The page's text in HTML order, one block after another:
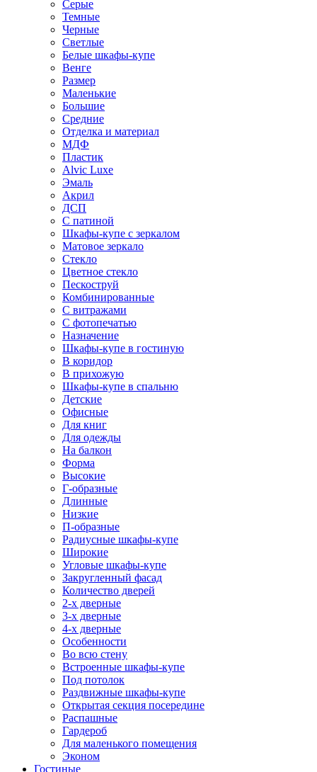
Серые
Темные
Черные
Светлые
Белые шкафы-купе
Венге
Размер
Маленькие
Большие
Средние
Отделка и материал
МДФ
Пластик
Alvic Luxe
Эмаль
Акрил
ДСП
С патиной
Шкафы-купе с зеркалом
Матовое зеркало
Стекло
Цветное стекло
Пескоструй
Комбинированные
С витражами
С фотопечатью
Назначение
Шкафы-купе в гостиную
В коридор
В прихожую
Шкафы-купе в спальню
Детские
Офисные
Для книг
Для одежды
На балкон
Форма
Высокие
Г-образные
Длинные
Низкие
П-образные
Радиусные шкафы-купе
Широкие
Угловые шкафы-купе
Закругленный фасад
Количество дверей
2-х дверные
3-х дверные
4-х дверные
Особенности
Во всю стену
Встроенные шкафы-купе
Под потолок
Раздвижные шкафы-купе
Открытая секция посередине
Распашные
Гардероб
Для маленького помещения
Эконом
Гостиные